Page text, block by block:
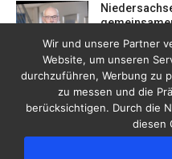
19/12/2023
Wir und unsere Partner
Website, um unseren
durchzuführen, Werbung zu
zu messen und die
berücksichtigen. Durch die
diesen